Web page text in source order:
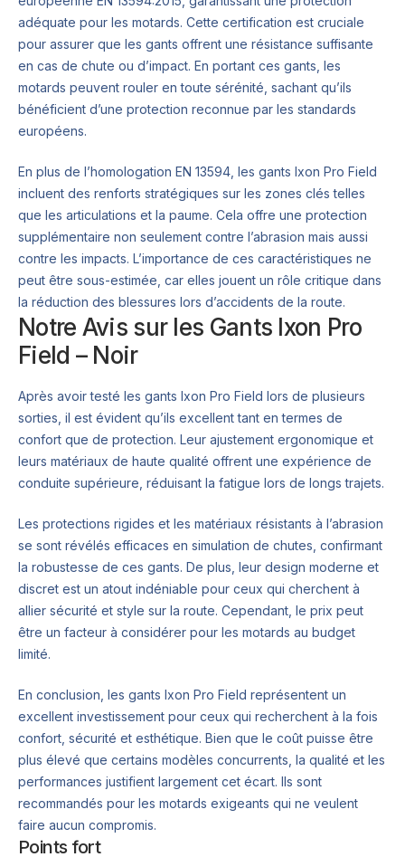
adéquate pour les motards. Cette certification est cruciale
pour assurer que les gants offrent une résistance suffisante
en cas de chute ou d’impact. En portant ces gants, les
motards peuvent rouler en toute sérénité, sachant qu’ils
bénéficient d’une protection reconnue par les standards
européens.
En plus de l’homologation EN 13594, les gants Ixon Pro Field
incluent des renforts stratégiques sur les zones clés telles
que les articulations et la paume. Cela offre une protection
supplémentaire non seulement contre l’abrasion mais aussi
contre les impacts. L’importance de ces caractéristiques ne
peut être sous-estimée, car elles jouent un rôle critique dans
la réduction des blessures lors d’accidents de la route.
Notre Avis sur les Gants Ixon Pro
Field – Noir
Après avoir testé les gants Ixon Pro Field lors de plusieurs
sorties, il est évident qu’ils excellent tant en termes de
confort que de protection. Leur ajustement ergonomique et
leurs matériaux de haute qualité offrent une expérience de
conduite supérieure, réduisant la fatigue lors de longs trajets.
Les protections rigides et les matériaux résistants à l’abrasion
se sont révélés efficaces en simulation de chutes, confirmant
la robustesse de ces gants. De plus, leur design moderne et
discret est un atout indéniable pour ceux qui cherchent à
allier sécurité et style sur la route. Cependant, le prix peut
être un facteur à considérer pour les motards au budget
limité.
En conclusion, les gants Ixon Pro Field représentent un
excellent investissement pour ceux qui recherchent à la fois
confort, sécurité et esthétique. Bien que le coût puisse être
plus élevé que certains modèles concurrents, la qualité et les
performances justifient largement cet écart. Ils sont
recommandés pour les motards exigeants qui ne veulent
faire aucun compromis.
Points fort